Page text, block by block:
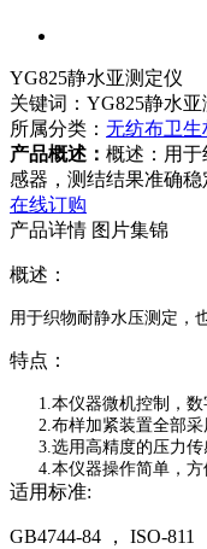
YG825静水亚测定仪
关键词：YG825静水亚
所属分类： 无纺布卫
产品概述： 概述：用
感器，测结结果准确
在线订购
产品详情 图片集锦
概述：
用于织物耐静水压测定，
特点：
1.本仪器微机控制，数
2.布样加紧装置全部采
3.选用高精度的压力传
4.本仪器操作简单，方
适用标准:
GB4744-84 ， ISO-811